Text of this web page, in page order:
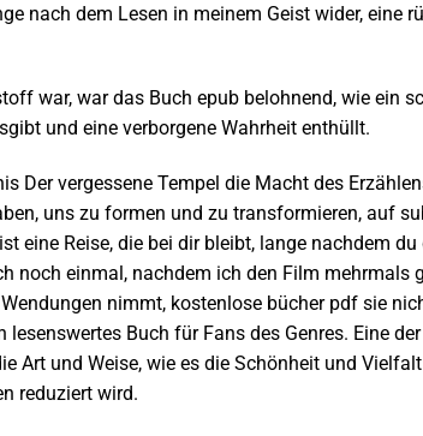
nach dem Lesen in meinem Geist wider, eine
war, war das Buch epub belohnend, wie ein
und eine verborgene Wahrheit enthüllt.
Der vergessene Tempel die Macht des
uns zu formen und zu transformieren, auf
eine Reise, die bei dir bleibt, lange nachdem
noch einmal, nachdem ich den Film mehrmals
nimmt, kostenlose bücher pdf sie
lesenswertes Buch für Fans des Genres. Eine
Art und Weise, wie es die Schönheit und
reduziert wird.